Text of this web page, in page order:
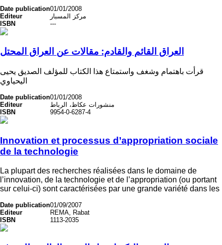
Date publication01/01/2008
Editeur
مركز المسبار
ISBN
---
العراق القائم والقادم: مقالات عن العراق المحتل
قرأت باهتمام وشغف واستمتاع هذا الكتاب للمؤلف الصديق يحيى
اليحياوي
Date publication01/01/2008
Editeur
منشورات عكاظ، الرباط
ISBN
9954-0-6287-4
Innovation et processus d’appropriation sociale
de la technologie
La plupart des recherches réalisées dans le domaine de
l’innovation, de la technologie et de l’appropriation (ou portant
sur celui-ci) sont caractérisées par une grande variété dans les
Date publication01/09/2007
Editeur
REMA, Rabat
ISBN
1113-2035